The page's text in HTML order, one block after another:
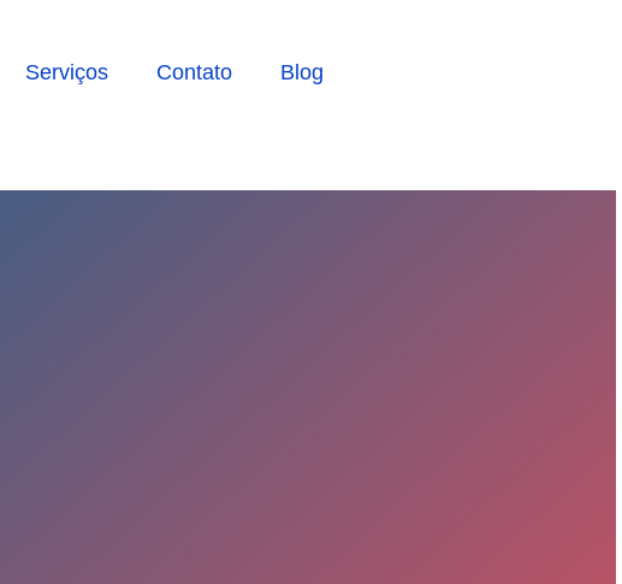
Serviços Contato Blog